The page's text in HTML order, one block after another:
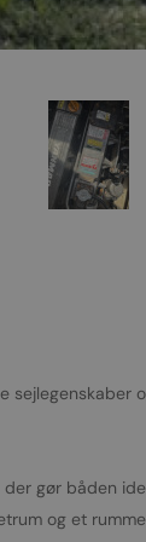
sejlegenskaber
gør båden
og et